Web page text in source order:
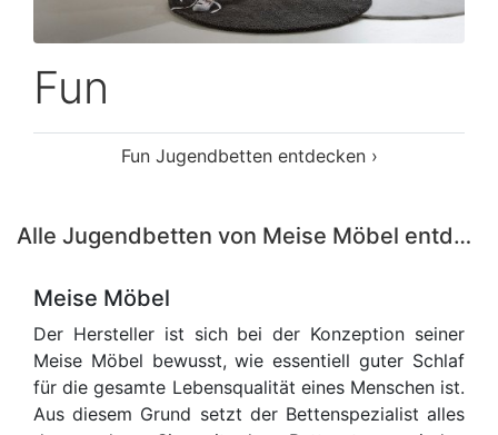
Fun
Fun Jugendbetten entdecken ›
Alle Jugendbetten von Meise Möbel entdecken ›
Meise Möbel
Der Hersteller ist sich bei der Konzeption seiner
Meise Möbel bewusst, wie essentiell guter Schlaf
für die gesamte Lebensqualität eines Menschen ist.
Aus diesem Grund setzt der Bettenspezialist alles